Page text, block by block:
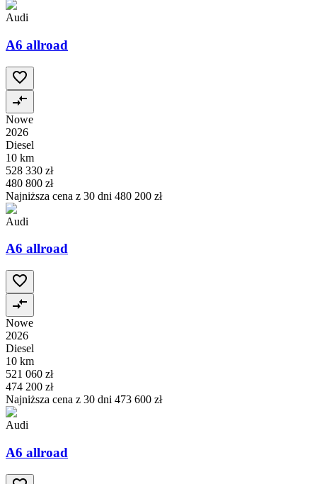
Audi
A6 allroad
Nowe
2026
Diesel
10 km
528 330 zł
480 800 zł
Najniższa cena z 30 dni 480 200 zł
Audi
A6 allroad
Nowe
2026
Diesel
10 km
521 060 zł
474 200 zł
Najniższa cena z 30 dni 473 600 zł
Audi
A6 allroad